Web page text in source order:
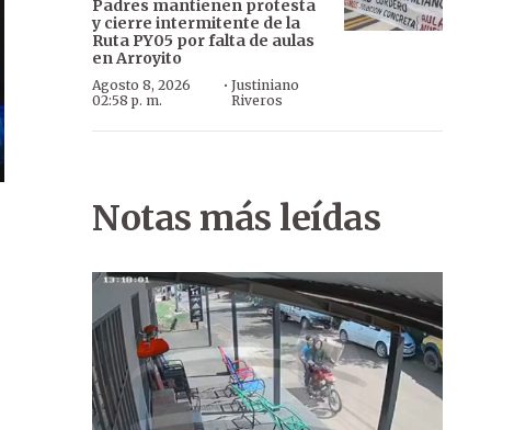
Padres mantienen protesta
y cierre intermitente de la
Ruta PY05 por falta de aulas
en Arroyito
Agosto 8, 2026
02:58 p. m.
· Justiniano
Riveros
Notas más leídas